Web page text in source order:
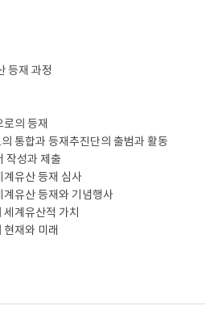
등재 과정
의 등재
통합과 등재추진단의 출범과 활동
작성과 제출
유산 등재 심사
유산 등재와 기념행사
계유산적 가치
재와 미래